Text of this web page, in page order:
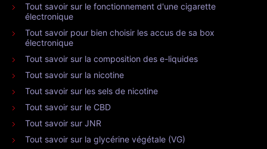
Tout savoir sur le fonctionnement d'une cigarette
électronique
Tout savoir pour bien choisir les accus de sa box
électronique
Tout savoir sur la composition des e-liquides
Tout savoir sur la nicotine
Tout savoir sur les sels de nicotine
Tout savoir sur le CBD
Tout savoir sur JNR
Tout savoir sur la glycérine végétale (VG)